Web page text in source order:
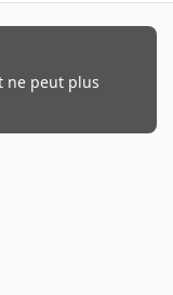
ne peut plus